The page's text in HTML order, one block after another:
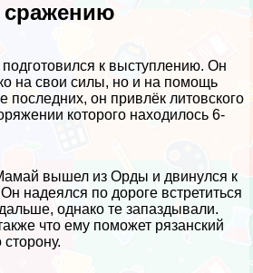
сражению
к выступлению. Он
на свои силы, но и на помощь
последних, он привлёк литовского
которого находилось 6-
вышел из Орды и двинулся к
надеялся по дороге встретиться
однако те запаздывали.
что ему поможет рязанский